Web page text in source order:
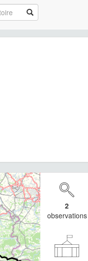
2
observations